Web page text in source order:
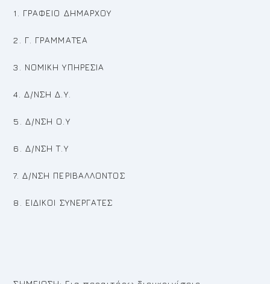
1. ΓΡΑΦΕΙΟ ΔΗΜΑΡΧΟΥ
2. Γ. ΓΡΑΜΜΑΤΈΑ
3. ΝΟΜΙΚΗ ΥΠΗΡΕΣΙΑ
4. Δ/ΝΣΗ Δ.Υ.
5. Δ/ΝΣΗ Ο.Υ
6. Δ/ΝΣΗ Τ.Υ
7. Δ/ΝΣΗ ΠΕΡΙΒΑΛΛΟΝΤΟΣ
8. ΕΙΔΙΚΟΙ ΣΥΝΕΡΓΑΤΕΣ